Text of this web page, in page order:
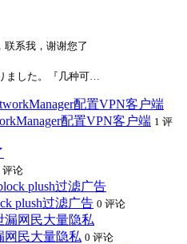
联系我，谢谢您了
ました。『几种可…
配置VPN客户端 1 评
评论
plush过滤广告 0 评论
网民大量隐私 0 评论